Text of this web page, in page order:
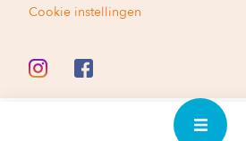
Cookie instellingen